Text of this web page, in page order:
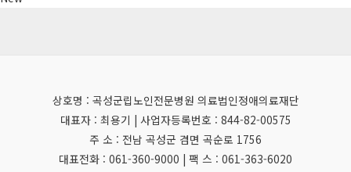
상호명 : 곡성군립노인전문병원 의료법인정애의료재단
대표자 : 최용기 | 사업자등록번호 : 844-82-00575
주 소 : 전남 곡성군 겸면 곡순로 1756
대표전화 : 061-360-9000 | 팩 스 : 061-363-6020